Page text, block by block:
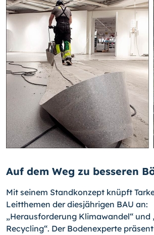
Auf dem Weg zu besseren
Mit seinem Standkonzept knüpft
Leitthemen der diesjährigen BAU an:
„Herausforderung Klimawandel“ und
Recycling“. Der Bodenexperte